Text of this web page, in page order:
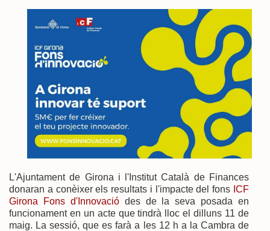
L'Ajuntament de Girona i l'Institut Català de Finances
donaran a conèixer els resultats i l'impacte del fons ICF
Girona Fons d'Innovaciódes de la seva posada en
funcionament en un acte que tindrà lloc el dilluns 11 de
maig. La sessió, que es farà a les 12 h a la Cambra de